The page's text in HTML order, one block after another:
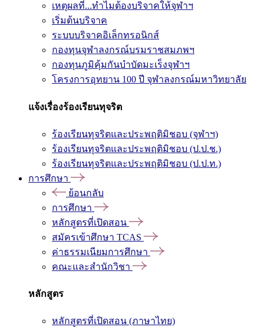
เหตุผลที่...ทำไมต้องบริจาคให้จุฬาฯ
เริ่มต้นบริจาค
ระบบบริจาคอิเล็กทรอนิกส์
กองทุนจุฬาลงกรณ์บรมราชสมภพฯ
กองทุนภูมิคุ้มกันบำบัดมะเร็งจุฬาฯ
โครงการอุทยาน 100 ปี จุฬาลงกรณ์มหาวิทยาลัย
แจ้งเรื่องร้องเรียนทุจริต
ร้องเรียนทุจริตและประพฤติมิชอบ (จุฬาฯ)
ร้องเรียนทุจริตและประพฤติมิชอบ (ป.ป.ช.)
ร้องเรียนทุจริตและประพฤติมิชอบ (ป.ป.ท.)
การศึกษา
ย้อนกลับ
การศึกษา
หลักสูตรที่เปิดสอน
สมัครเข้าศึกษา TCAS
ค่าธรรมเนียมการศึกษา
คณะและสำนักวิชา
หลักสูตร
หลักสูตรที่เปิดสอน (ภาษาไทย)